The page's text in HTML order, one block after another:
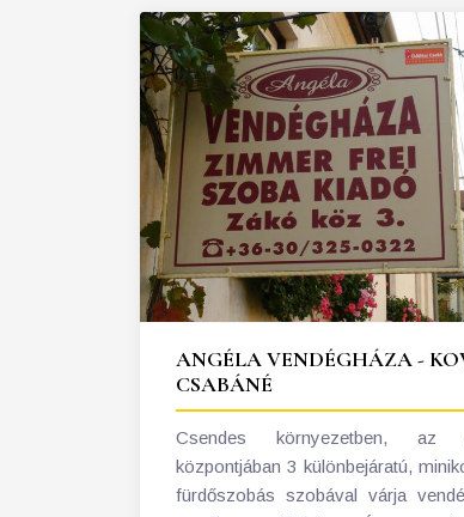
ANGÉLA VENDÉGHÁZA -
CSABÁNÉ
Csendes környezetben, az
központjában 3 különbejáratú,
fürdőszobás szobával várja